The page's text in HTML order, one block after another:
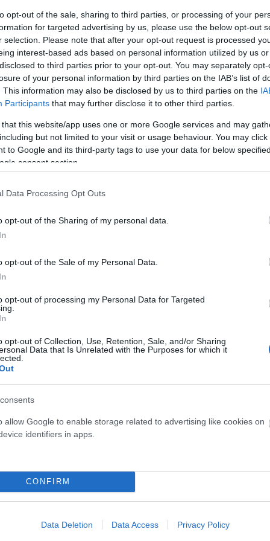
opt-out of the sale, sharing to third parties, or processing of your
for targeted advertising by us, please use the below opt-out
selection. Please note that after your opt-out request is processed
interest-based ads based on personal information utilized by us
to third parties prior to your opt-out. You may separately
of your personal information by third parties on the IAB’s list of
This information may also be disclosed by us to third parties on the
Participants that may further disclose it to other third parties.
that this website/app uses one or more Google services and may
but not limited to your visit or usage behaviour. You may
to Google and its third-party tags to use your data for below
consent section.
Data Processing Opt Outs
opt-out of the Sharing of my personal data.
opt-out of the Sale of my Personal Data.
opt-out of processing my Personal Data for Targeted
opt-out of Collection, Use, Retention, Sale, and/or Sharing
Data that Is Unrelated with the Purposes for which it
allow Google to enable storage related to advertising like cookies on
identifiers in apps.
CONFIRM
Data Deletion Data Access Privacy Policy
-
sokak számára kellemetlen, stresszes és érzelmileg
nemrégiben készült tanulmány szerint azok, akik
tünetről számoltak be, mint azok, akik ajándékot
vevő férfiak hangulata nagyjából két hét után
a szomorúság tünetei gyakran három hétig is
influence relationship processes and outcomes?
Day), amely azt vizsgálta, hogy a Valentin-nap
(2004) szerzők megállapították, hogy azok a
előtt, közel ötször nagyobb valószínűséggel
mint az év más időszakaiban.
a randipartnereddel, házastársaddal vagy
a barátaidat, a családodat és
közölj, amit őszintén tiszta szívből érzel a
dolog, amit biztosan tudsz, az az, hogy
a jövőben -, ezért koncentrálj erre!
és azörökkéritkán olyan leírások, amelyeket a
barátaiddal és családtagjaiddal kapcsolatban.
és céljaitokra koncentrálj:Ne ígérj olyan
lesznek!